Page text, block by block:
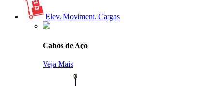
Elev. Moviment. Cargas
Cabos de Aço
Veja Mais